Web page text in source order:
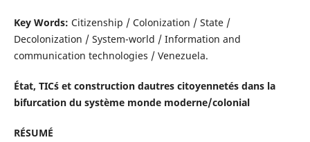
Key Words: Citizenship / Colonization / State /
Decolonization / System-world / Information and
communication technologies / Venezuela.
État, TIC´s et construction dautres citoyennetés dans la
bifurcation du système monde moderne/colonial
RÉSUMÉ